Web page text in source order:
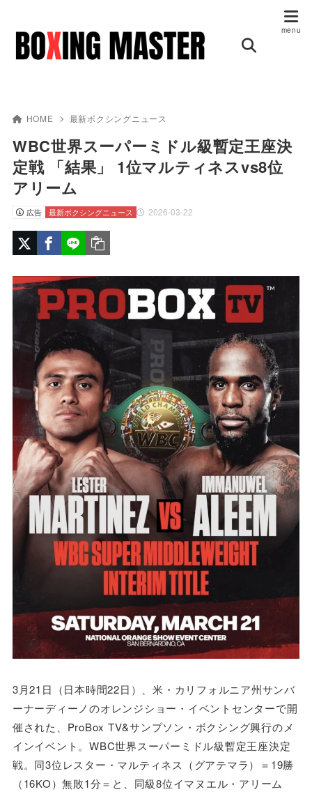
HOME 最新ボクシングニュース
WBC世界スーパーミドル級暫定王座決
定戦 「結果」 1位マルティネスvs8位
アリーム
広告 2026-03-22
最新ボクシングニュース
3月21日（日本時間22日）、米・カリフォルニア州サンバ
ーナーディーノのオレンジショー・イベントセンターで開
催された、ProBox TV&サンプソン・ボクシング興行のメ
インイベント。WBC世界スーパーミドル級暫定王座決定
戦。同3位レスター・マルティネス（グアテマラ）＝19勝
（16KO）無敗1分＝と、同級8位イマヌエル・アリーム